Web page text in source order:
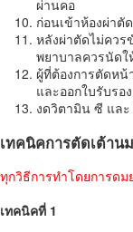
ผ่านคอ
ก่อนเข้าห้องผ่าตั
หลังผ่าตัดไม่ควร
พยาบาลควรนัด
ผู้ที่ต้องการตัดห
และออกใบรับรอ
งดวิตามิน ซี แล
เทคนิคการตัดเต้าน
ทุกวิธีการทำโดยการดม
เทคนิคที่ 1